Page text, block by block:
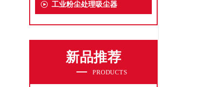
工业粉尘处理吸尘器
新品推荐
PRODUCTS